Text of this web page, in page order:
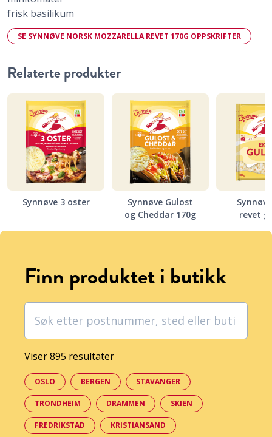
frisk basilikum
SE SYNNØVE NORSK MOZZARELLA REVET 170G OPPSKRIFTER
Relaterte produkter
Synnøve 3 oster
Synnøve Gulost
og Cheddar 170g
revet
Finn produktet i butikk
Viser 895 resultater
OSLO BERGEN STAVANGER
TRONDHEIM DRAMMEN SKIEN
FREDRIKSTAD KRISTIANSAND